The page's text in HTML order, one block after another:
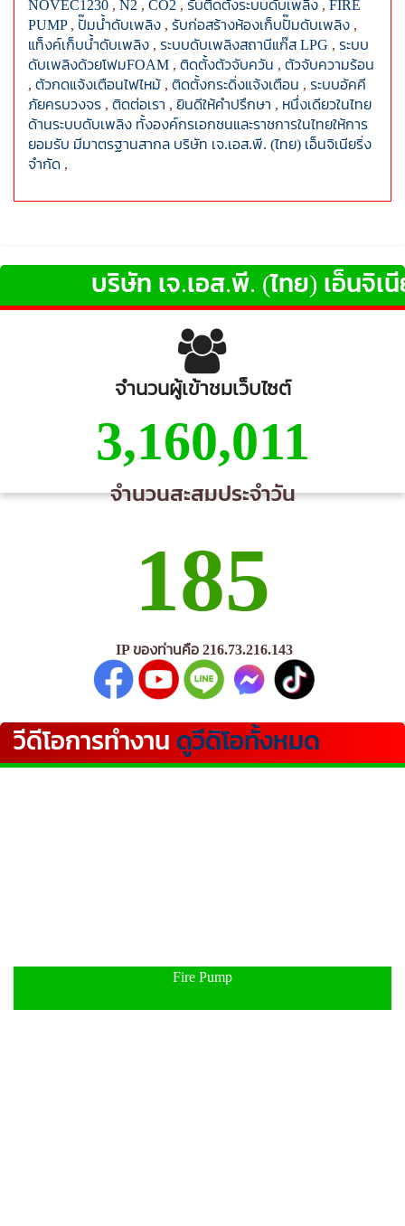
NOVEC1230 , N2 , CO2 , รับติดตั้งระบบดับเพลิง , FIRE
PUMP, ปั๊มน้ำดับเพลิง , รับก่อสร้างห้องเก็บปั๊มดับเพลิง ,
แท็งค์เก็บน้ำดับเพลิง , ระบบดับเพลิงสถานีแก๊ส LPG , ระบบ
ดับเพลิงด้วยโฟมFOAM , ติดตั้งตัวจับควัน , ตัวจับความร้อน
, ตัวกดแจ้งเตือนไฟไหม้ , ติดตั้งกระดิ่งแจ้งเตือน , ระบบอัคคี
ภัยครบวงจร , ติดต่อเรา , ยินดีให้คำปรึกษา , หนึ่งเดียวในไทย
ด้านระบบดับเพลิง ทั้งองค์กรเอกชนและราชการในไทยให้การ
ยอมรับ มีมาตรฐานสากล บริษัท เจ.เอส.พี. (ไทย) เอ็นจิเนียริ่ง
จำกัด ,
บริษัท เจ.เอส.พี. (ไทย) เอ็นจิเนี
จำนวนผู้เข้าชมเว็บไซต์
3,160,011
จำนวนสะสมประจำวัน
185
IP ของท่านคือ 216.73.216.143
วีดีโอการทำงาน ดูวีดิโอทั้งหมด
Fire Pump